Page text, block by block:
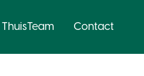
ThuisTeam Contact